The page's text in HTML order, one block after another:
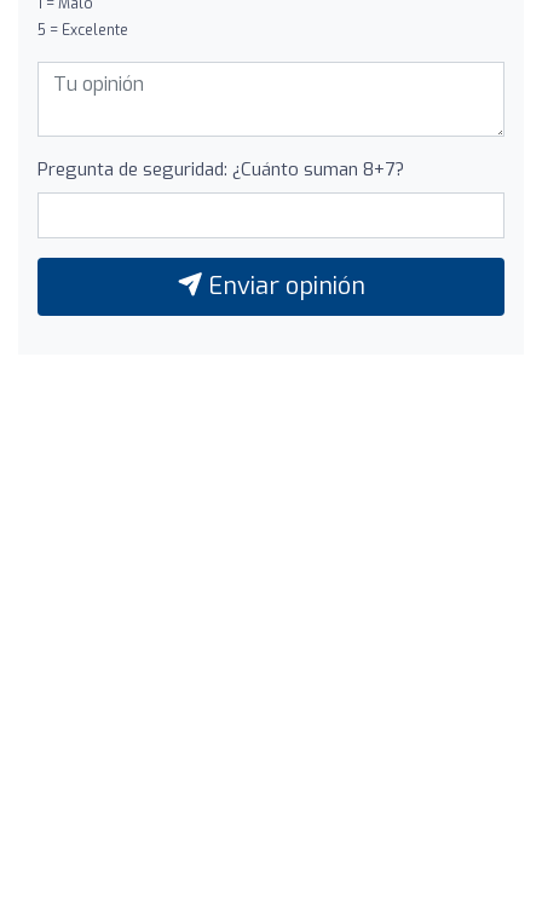
5 = Excelente
Pregunta de seguridad: ¿Cuánto suman 8+7?
Enviar opinión